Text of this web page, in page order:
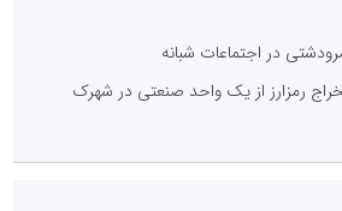
در اجتماعات شبانه
استخراج رمزارز از یک واحد صنعتی در شهرک